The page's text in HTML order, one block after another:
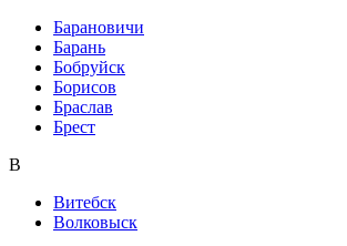
Барановичи
Барань
Бобруйск
Борисов
Браслав
Брест
В
Витебск
Волковыск